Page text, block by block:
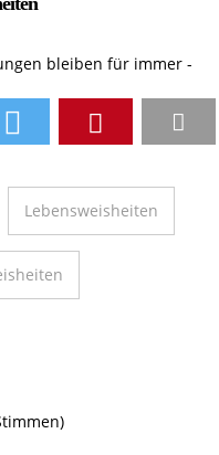
Lebensweisheiten